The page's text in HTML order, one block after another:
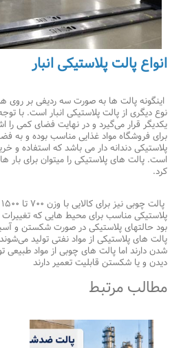
انواع پالت پلاستیکی انبار
اینگونه پالت ها به صورت سه ردیفی بر روی
نوع دیگری از پالت پلاستیکی انبار است. با
یکدیگر قرار می‌گیرد و در نهایت فضای کمی را
برای فروشگاه مواد غذایی مناسب بوده و به
پلاستیکی دندانه دار می باشد که استفاده و
کرد.
پلاستیکی مناسب برای محیط هایی که
بود حالتهای پلاستیکی در صورت شکستن و
پالت های پلاستیکی از مواد نفتی تولید
شدن دارند اما پالت های چوبی از مواد
دیدن و یا شکستن قابلیت تعمیر دارند
مطالب مرتبط